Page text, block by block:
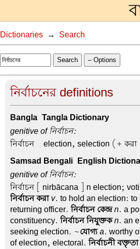
Dictionaries→ Search
Search – Options
নির্বাচনের definitions
Bangla-Tangla Dictionary
genitive of নির্বাচন:
নির্বাচন – election, selection (+ করা
Samsad Bengali-English
genitive of নির্বাচন:
নির্বাচন[ nirbācana ] n election;
নির্বাচন করা v. to hold an election:
returning officer.নির্বাচন কেন্দ্র n. a
constituency.নির্বাচন নিযুক্তক n. an
seeking election. ~যোগ্য a. worthy
of election, electoral.নির্বাচনী বক্তৃতা